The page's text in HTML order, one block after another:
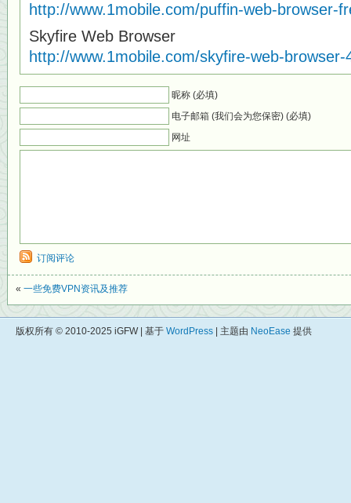
http://www.1mobile.com/puffin-web-browser-
Skyfire Web Browser
http://www.1mobile.com/skyfire-web-
昵称 (必填)
电子邮箱 (我们会为您保密) (必填)
网址
订阅评论
« 一些免费VPN资讯及推荐
版权所有 © 2010-2025 iGFW | 基于 WordPress | 主题由 NeoEase 提供